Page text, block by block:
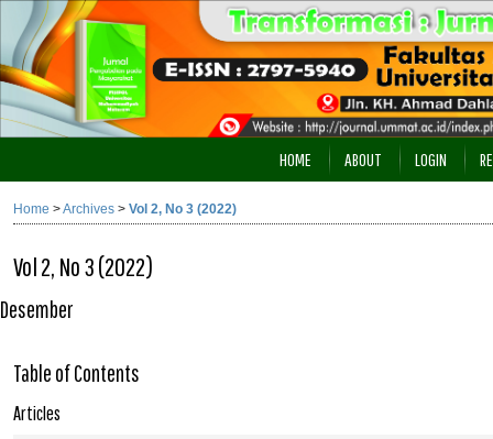
HOME ABOUT LOGIN
Home >Archives > Vol 2, No 3 (2022)
Vol 2, No 3 (2022)
Desember
Table of Contents
Articles